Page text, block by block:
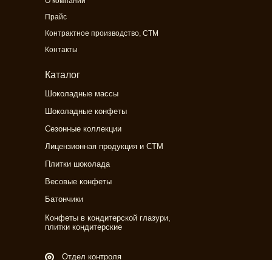
Шоколадные массы
Шоколадные конфеты
Сезонные коллекции
Лицензионная продукция и СТМ
Плитки шоколада
Весовые конфеты
Каталог
Батончики
Конфеты в кондитерской глазури,
плитки кондитерские
Прайс
Контрактное производство, СТМ
Контакты
Отдел контроля